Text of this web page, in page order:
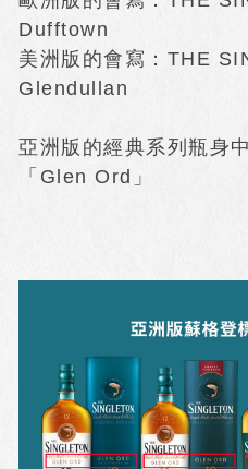
Dufftown
美洲版的會寫：THE
Glendullan
亞洲版的經典系列瓶身
「Glen Ord」